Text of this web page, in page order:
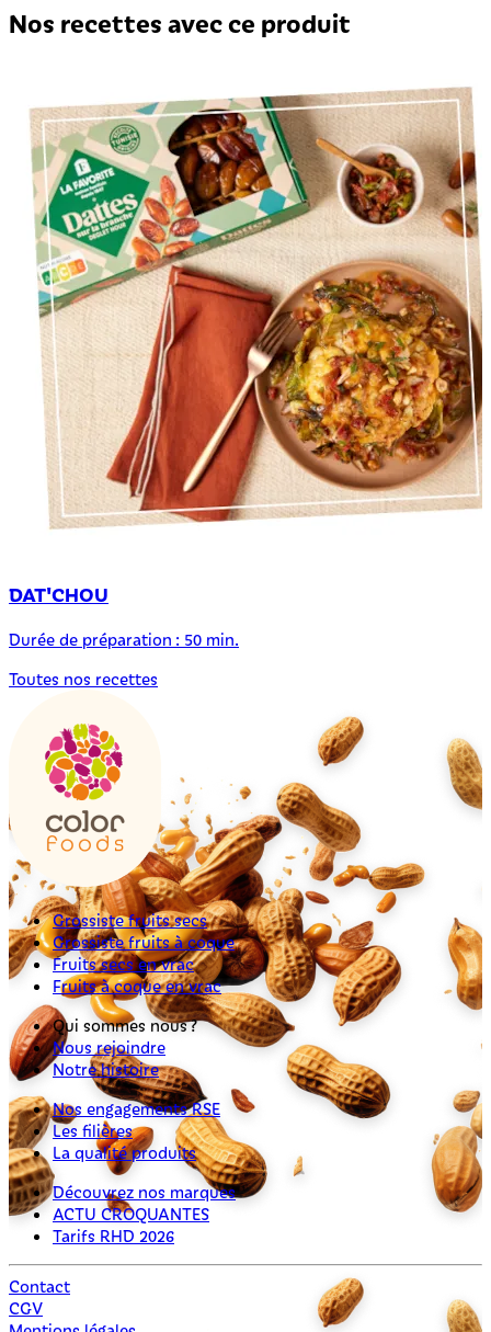
Nos recettes avec ce produit
DAT'CHOU
Durée de préparation : 50 min.
Toutes nos recettes
Grossiste fruits secs
Grossiste fruits à coque
Fruits secs en vrac
Fruits à coque en vrac
Qui sommes nous ?
Nous rejoindre
Notre histoire
Nos engagements RSE
Les filières
La qualité produits
Découvrez nos marques
ACTU CROQUANTES
Tarifs RHD 2026
Contact
CGV